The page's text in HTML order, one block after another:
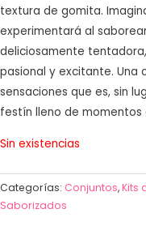
textura de gomita.
experimentará al
deliciosamente
pasional y excitante. Una
sensaciones que es, sin
festín lleno de momentos
Sin existencias
Categorías: Conjuntos,Kits
Saborizados